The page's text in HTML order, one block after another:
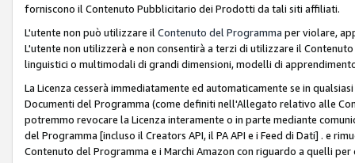
forniscono il Contenuto Pubblicitario dei Prodotti da tali siti affiliati.
L'utente non può utilizzare il Contenuto del Programma per violare,
L'utente non utilizzerà e non consentirà a terzi di utilizzare il
linguistici o multimodali di grandi dimensioni, modelli di
La Licenza cesserà immediatamente ed automaticamente se in
Documenti del Programma (come definiti nell'Allegato relativo alle
potremmo revocare la Licenza interamente o in parte mediante
del Programma [incluso il Creators API, il PA API e i Feed di Dati] . e
Contenuto del Programma e i Marchi Amazon con riguardo a quelli